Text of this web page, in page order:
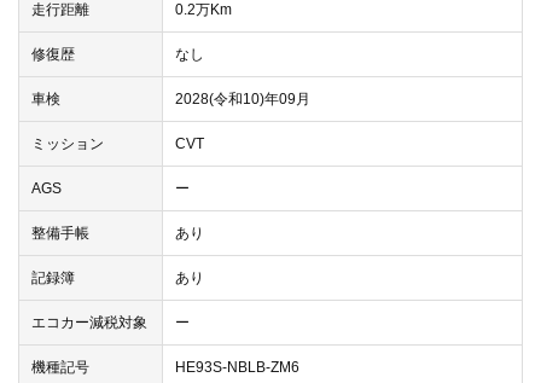
走行距離 0.2万Km
修復歴 なし
車検 2028(令和10)年09月
ミッション CVT
AGS ー
整備手帳 あり
記録簿 あり
エコカー減税対象 ー
機種記号 HE93S-NBLB-ZM6